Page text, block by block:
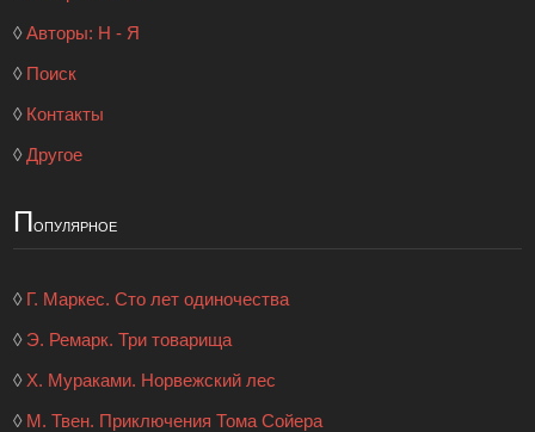
◊Авторы: Н - Я
◊ Поиск
◊ Контакты
◊Другое
Популярное
◊ Г. Маркес. Сто лет одиночества
◊ Э. Ремарк. Три товарища
◊ Х. Мураками. Норвежский лес
◊ М. Твен. Приключения Тома Сойера